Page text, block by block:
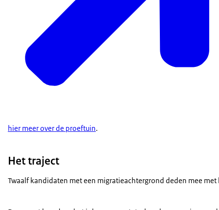
hier meer over de proeftuin.
Het traject
Twaalf kandidaten met een migratieachtergrond deden mee